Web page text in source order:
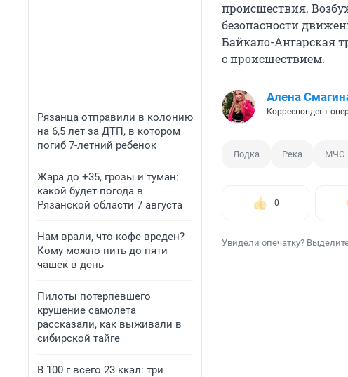
Рязанца отправили в колонию
на 6,5 лет за ДТП, в котором
погиб 7-летний ребенок
Жара до +35, грозы и туман:
какой будет погода в
Рязанской области 7 августа
Нам врали, что кофе вреден?
Кому можно пить до пяти
чашек в день
Пилоты потерпевшего
крушение самолета
рассказали, как выживали в
сибирской тайге
В 100 г всего 23 ккал: три
происшествия.
безопасности
Байкало-Ангарская
с происшествием.
Алена
Корреспондент
Лодка Река МЧС
0
Увидели опечатку?